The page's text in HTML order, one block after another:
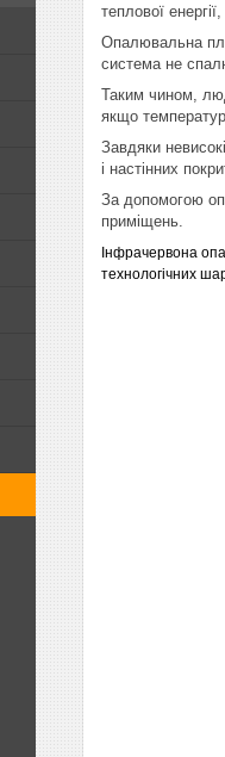
теплової
Опалювальна
система не
Таким чином,
якщо
Завдяки
і настінних
За допомогою
приміщень.
Інфрачервона
технологічних